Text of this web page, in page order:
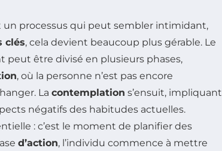
un processus qui peut sembler intimidant,
clés, cela devient beaucoup plus gérable. Le
être divisé en plusieurs phases,
, où la personne n’est pas encore
La contemplation s’ensuit, impliquant
négatifs des habitudes actuelles.
: c’est le moment de planifier des
d’action, l’individu commence à mettre